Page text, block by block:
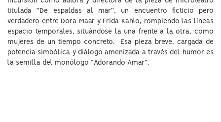
titulada “De espaldas al mar”, un encuentro ficticio pero
verdadero entre Dora Maar y Frida Kahlo, rompiendo las líneas
espacio temporales, situándose la una frente a la otra, como
mujeres de un tiempo concreto. Esa pieza breve, cargada de
potencia simbólica y diálogo amenizada a través del humor es
la semilla del monólogo “Adorando Amar”.